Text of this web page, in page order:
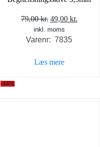
79,00kr. Den
oprindelige
pris
79,00 kr..
49,00 kr.
inkl. moms
Varenr: 7835
Læs mere
-44%